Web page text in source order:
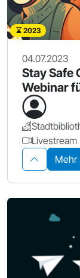
2023
04.07.2023
Stay Safe
Webinar
Livestream
Mehr